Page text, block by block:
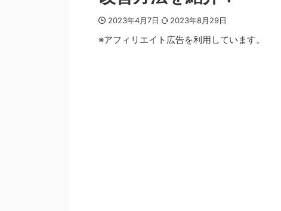
2023年4月7日 2023年8月29日
※アフィリエイト広告を利用しています。